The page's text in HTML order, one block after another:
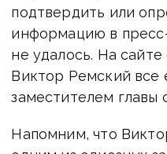
подтвердить или
информацию в
не удалось. На
Виктор Ремский все
заместителем главы
Напомним, что